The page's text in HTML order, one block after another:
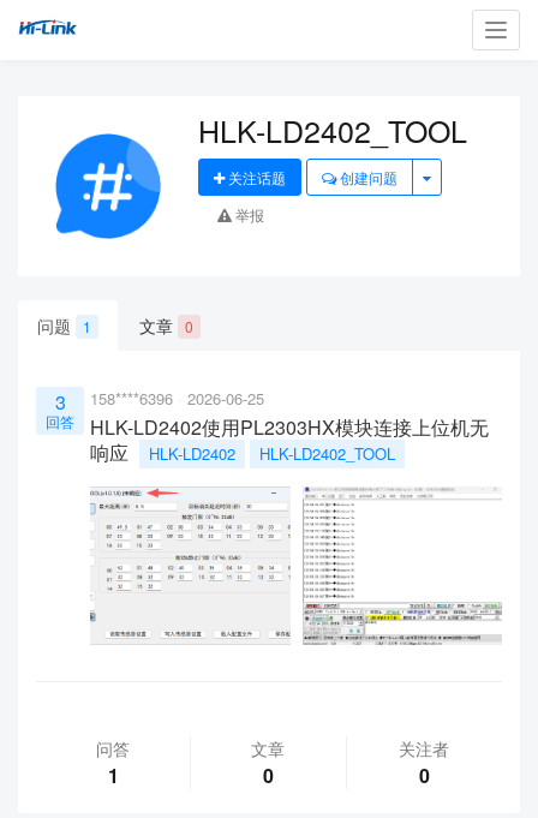
HLK-LD2402_TOOL
关注话题
创建问题
举报
问题 1 文章 0
3
回答
158****6396 2026-06-25
HLK-LD2402使用PL2303HX模块连接上位机无
响应
HLK-LD2402 HLK-LD2402_TOOL
问答
1
文章
0
关注者
0